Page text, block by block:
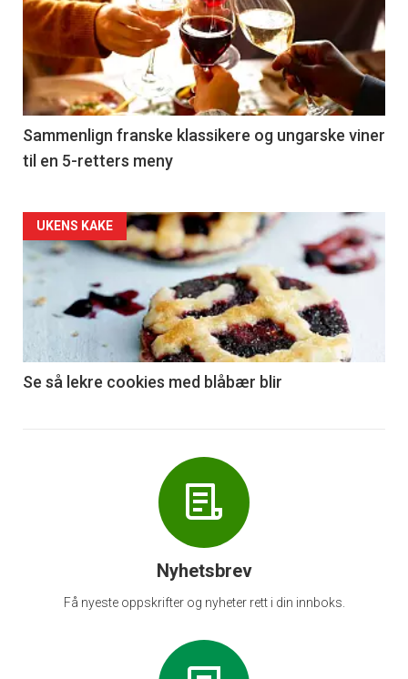
akkurat
nå
-
5
Sammenlign franske klassikere og ungarske viner
til en 5-retters meny
Forsiden
akkurat
nå
6
UKENS KAKE
Se så lekre cookies med blåbær blir
Nyhetsbrev
Få nyeste oppskrifter og nyheter rett i din innboks.